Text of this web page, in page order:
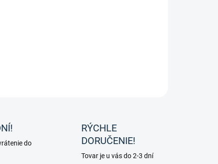
do
RÝCHLE
DORUČENIE!
Tovar je u vás do 2-3 dní